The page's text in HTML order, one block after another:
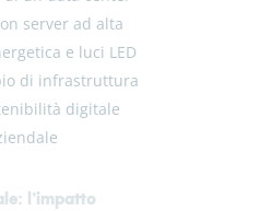
l’impatto